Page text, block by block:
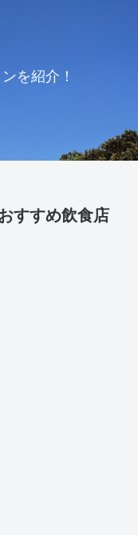
を紹介！
すすめ飲食店